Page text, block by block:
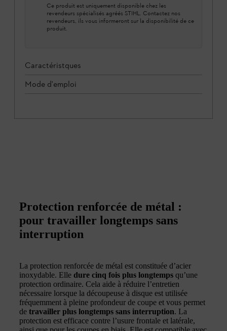
Ce produit est uniquement disponible chez les
revendeurs spécialisés agréés STIHL. Contactez nos
revendeurs, ils vous informeront sur la disponibilité de ce
produit.
Caractéristques
Mode d'emploi
Protection renforcée de métal :
pour travailler longtemps sans
interruption
La protection renforcée de métal est constituée d’acier
inoxydable. Elle dure cinq fois plus longtemps qu’une
protection ordinaire. Cela aide à réduire l’entretien
nécessaire lorsque la découpeuse à disque est utilisée
fréquemment à pleine profondeur de coupe et vous permet
de travailler plus longtemps sans interruption. La
protection est efficace contre l’usure frontale et latérale,